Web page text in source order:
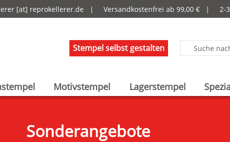
[at] reprokellerer.de | Versandkostenfrei ab 99,00 € | 2-
Stempel selbst gestalten
Motivstempel Lagerstempel
Sonderangebote